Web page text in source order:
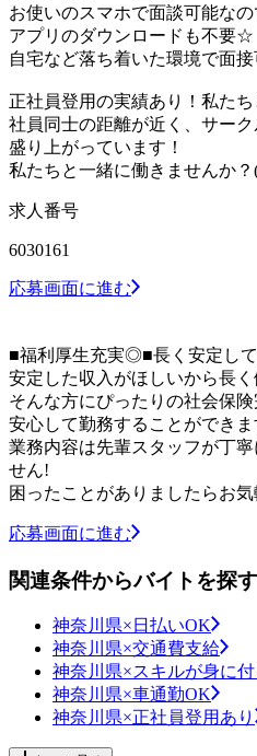
お使いのスマホで面談可能なの
アプリのダウンロードも不要☆
自宅など落ち着いた環境で面
正社員登用の実績あり！私た
社員同士の距離が近く、サー
盛り上がっています！
私たちと一緒に働きませんか
求人番号
6030161
応募画面に進む
■福利厚生充実◎■長く安定し
安定した収入がほしいから長く
そんな方にぴったりの社会保
安心して勤務することができ
業務内容は先輩スタッフが丁
せん!
困ったことがありましたらお
応募画面に進む
関連条件からバイトを探す
神奈川県×日払いOK
神奈川県×交通費支給
神奈川県×スキルが身に付
神奈川県×車通勤OK
神奈川県×正社員登用あり